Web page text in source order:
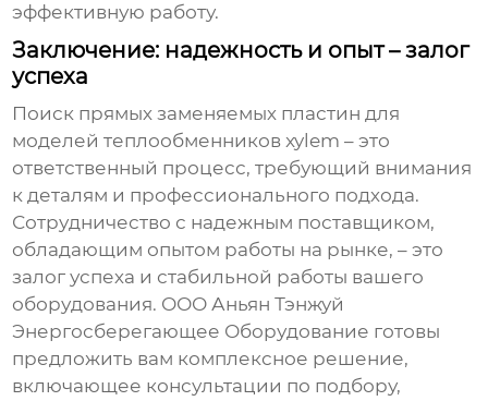
эффективную работу.
Заключение: надежность и опыт – залог
успеха
Поиск прямых заменяемых пластин для
моделей теплообменников xylem – это
ответственный процесс, требующий внимания
к деталям и профессионального подхода.
Сотрудничество с надежным поставщиком,
обладающим опытом работы на рынке, – это
залог успеха и стабильной работы вашего
оборудования. ООО Аньян Тэнжуй
Энергосберегающее Оборудование готовы
предложить вам комплексное решение,
включающее консультации по подбору,